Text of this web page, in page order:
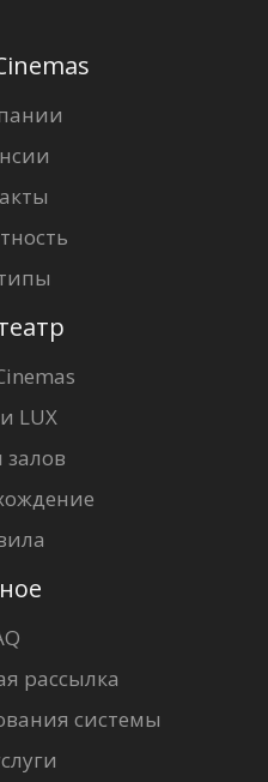
LUX
рассылка
системы